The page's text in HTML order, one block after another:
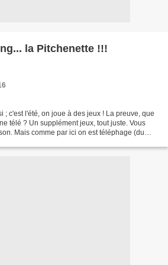
la Pitchenette !!!
; c'est l'été, on joue à des jeux ! La preuve, que
télé ? Un supplément jeux, tout juste. Vous
Mais comme par ici on est téléphage (du